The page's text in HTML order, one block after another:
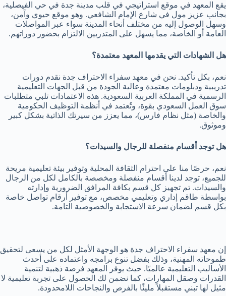
يقع المعهد في موقع استراتيجي في قلب مدينة جدة في حي الفيصلية،
بجانب عزيز مول في شارع الإمام الشافعي. وهو موقع حيوي وآمن،
وسهل الوصول إليه من مختلف أنحاء المدينة سواء عبر المواصلات
العامة أو الخاصة، مما يسهل على المتدربين الالتزام بحضور دوراتهم.
هل الشهادات التي يقدمها المعهد معتمدة؟
نعم، بكل تأكيد. نحن في معهد سفراء الاحتراف جدة نقدم دورات
تدريبية ودبلومات معتمدة وعالية الجودة من قبل الجهات التعليمية
الرسمية في المملكة العربية السعودية. هذه الاعتمادات تلبي متطلبات
سوق العمل السعودي بقوة، وتُعتمد في أنظمة التوظيف الحكومية
والخاصة (مثل نظام فارس)، مما يعزز من سيرتك الذاتية بشكل كبير
وموثوق.
هل توجد أقسام منفصلة للرجال والسيدات؟
نعم، حرصًا منا على احترام الثقافة المحلية وتوفير بيئة تعليمية مريحة
للجميع، توجد لدينا أقسام منفصلة ومخصصة بالكامل لكل من الرجال
والسيدات. تم تجهيز كل قسم بكافة المرافق الضرورية وإدارته
بواسطة طاقم إداري وتعليمي مخصص، مع توفير أرقام تواصل خاصة
بكل قسم لضمان سرعة الاستجابة والخصوصية التامة.
إن معهد سفراء الاحتراف جدة هو الوجهة الأمثل لكل من يسعى لتحقيق
طموحاته المهنية، وذلك بفضل تنوع برامجه واعتماده على أحدث
الأساليب التعليمية عالميًا. حيث يوفر المعهد فرصة ذهبية لتنمية
القدرات وصقل المهارات، كما نضمن لك الحصول على تجربة تعليمية لا
مثيل لها تبني مستقبلاً مليئًا بالفرص والنجاحات اللامحدودة.